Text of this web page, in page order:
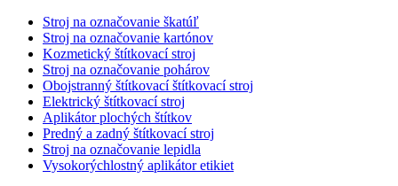
Stroj na označovanie škatúľ
Stroj na označovanie kartónov
Kozmetický štítkovací stroj
Stroj na označovanie pohárov
Obojstranný štítkovací štítkovací stroj
Elektrický štítkovací stroj
Aplikátor plochých štítkov
Predný a zadný štítkovací stroj
Stroj na označovanie lepidla
Vysokorýchlostný aplikátor etikiet